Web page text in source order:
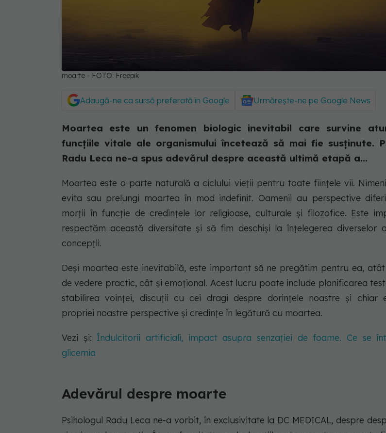
moarte - FOTO: Freepik
Adaugă-ne ca sursă preferată în Google Urmărește-ne pe Google News
Moartea este un fenomen biologic inevitabil care survine
funcțiile vitale ale organismului încetează să mai fie susținute.
Radu Leca ne-a spus adevărul despre această ultimă etapă a...
Moartea este o parte naturală a ciclului vieții pentru toate ființele vii.
evita sau prelungi moartea în mod indefinit. Oamenii au perspective
morții în funcție de credințele lor religioase, culturale și filozofice. Este
respectăm această diversitate și să fim deschiși la înțelegerea diverselor
concepții.
Deși moartea este inevitabilă, este important să ne pregătim pentru ea,
de vedere practic, cât și emoțional. Acest lucru poate include planificarea
stabilirea voinței, discuții cu cei dragi despre dorințele noastre și chiar
propriei noastre perspective și credințe în legătură cu moartea.
Vezi și: Îndulcitorii artificiali, impact asupra senzației de foame. Ce se
glicemia
Adevărul despre moarte
Psihologul Radu Leca ne-a vorbit, în exclusivitate la DC MEDICAL, despre